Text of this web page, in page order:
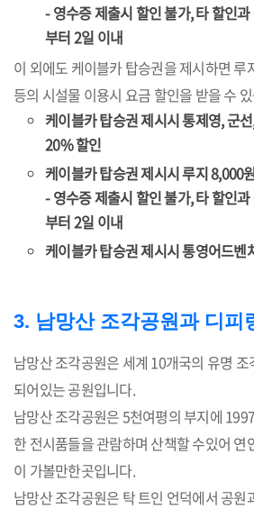
- 영수증 제출시 할인 불가, 타 할인
부터 2일 이내
이 외에도 케이블카 탑승권을 제시하면 루
등의 시설물 이용시 요금 할인을 받을 수
케이블카 탑승권 제시시 통제영, 군
20% 할인
케이블카 탑승권 제시시 루지 8,000
- 영수증 제출시 할인 불가, 타 할인
부터 2일 이내
케이블카 탑승권 제시시 통영어드벤
3. 남망산 조각공원과 디피
남망산 조각공원은 세계 10개국의 유명
되어있는 공원입니다.
남망산 조각공원은 5천여평의 부지에
한 전시품들을 관람하며 산책할 수있어 연
이 가볼만한곳입니다.
남망산 조각공원은 탁 트인 언덕에서 공원